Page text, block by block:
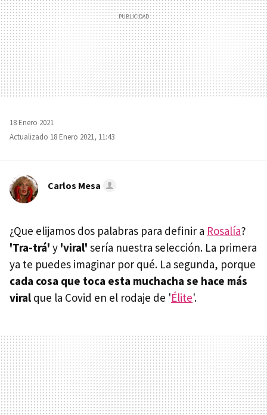
18 Enero 2021
Actualizado 18 Enero 2021, 11:43
Carlos Mesa
¿Que elijamos dos palabras para definir a Rosalía?
'Tra-trá' y 'viral' sería nuestra selección. La primera
ya te puedes imaginar por qué. La segunda, porque
cada cosa que toca esta muchacha se hace más
viral que la Covid en el rodaje de 'Élite'.